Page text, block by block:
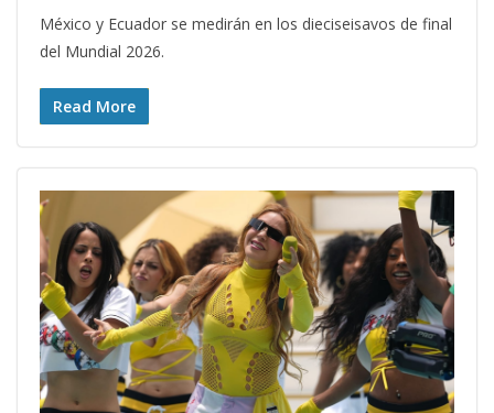
México y Ecuador se medirán en los dieciseisavos de final
del Mundial 2026.
Read More